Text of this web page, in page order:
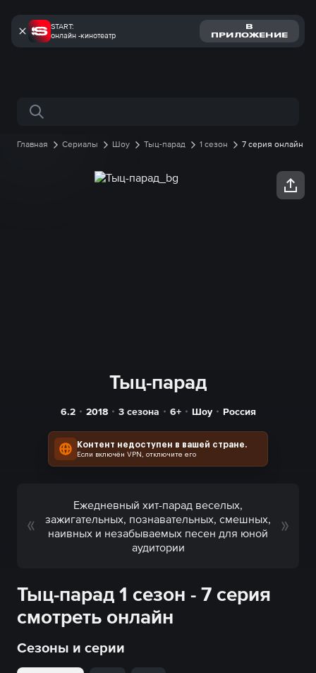
START:
онлайн -кинотеатр
В
ПРИЛОЖЕНИЕ
Поиск по сайту
Главная Сериалы Шоу Тыц-парад 1 сезон 7 серия онлайн
Тыц-парад
6.2 2018 3 сезона 6+ Шоу Россия
Контент недоступен в вашей стране.
Если включён VPN, отключите его
Ежедневный хит-парад веселых,
зажигательных, познавательных, смешных,
наивных и незабываемых песен для юной
аудитории
Тыц-парад 1 сезон - 7 серия
смотреть онлайн
Сезоны и серии